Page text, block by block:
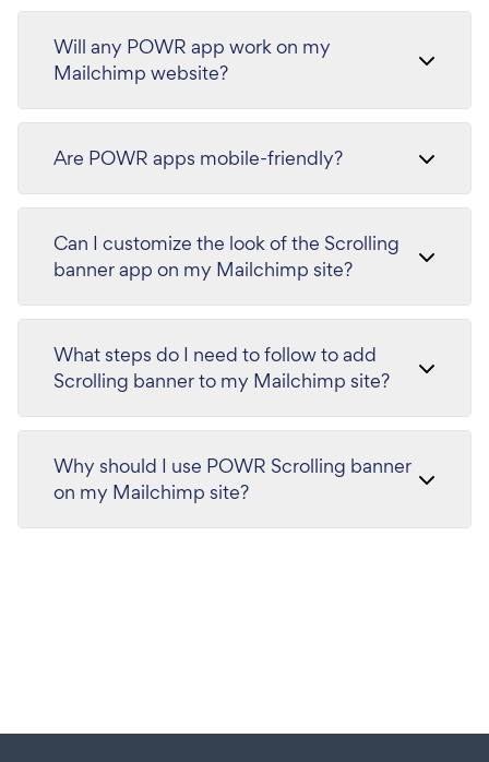
Will any POWR app work on my
Mailchimp website?
Are POWR apps mobile-friendly?
Can I customize the look of the Scrolling
banner app on my Mailchimp site?
What steps do I need to follow to add
Scrolling banner to my Mailchimp site?
Why should I use POWR Scrolling banner
on my Mailchimp site?